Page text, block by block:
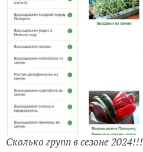
Сколько групп в сезоне 2024!!!